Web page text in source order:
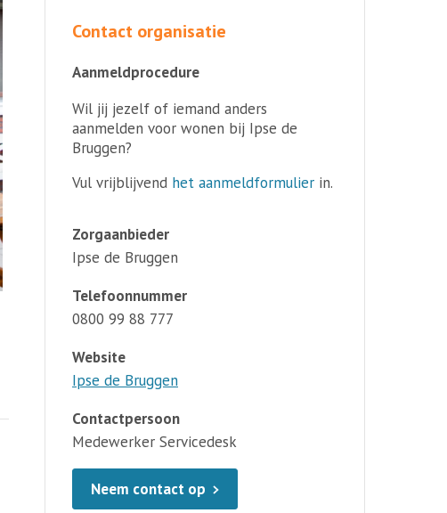
Contact organisatie
Aanmeldprocedure
Wil jij jezelf of iemand anders
aanmelden voor wonen bij Ipse de
Bruggen?
Vul vrijblijvend het aanmeldformulier in.
Zorgaanbieder
Ipse de Bruggen
Telefoonnummer
0800 99 88 777
Website
Ipse de Bruggen
Contactpersoon
Medewerker Servicedesk
Neem contact op